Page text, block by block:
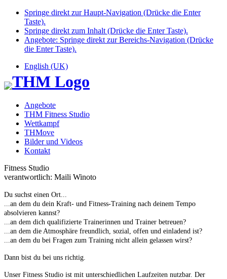
Springe direkt zur Haupt-Navigation (Drücke die Enter
Taste).
Springe direkt zum Inhalt (Drücke die Enter Taste).
Angebote: Springe direkt zur Bereichs-Navigation (Drücke
die Enter Taste).
English (UK)
Angebote
THM Fitness Studio
Wettkampf
THMove
Bilder und Videos
Kontakt
Fitness Studio
verantwortlich: Maili Winoto
Du suchst einen Ort...
...an dem du dein Kraft- und Fitness-Training nach deinem Tempo
absolvieren kannst?
...an dem dich qualifizierte Trainerinnen und Trainer betreuen?
...an dem die Atmosphäre freundlich, sozial, offen und einladend ist?
...an dem du bei Fragen zum Training nicht allein gelassen wirst?
Dann bist du bei uns richtig.
Unser Fitness Studio ist mit unterschiedlichen Laufzeiten nutzbar. Der